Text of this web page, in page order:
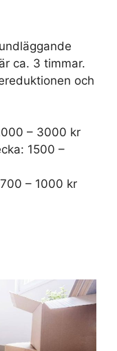
ca. 3 timmar.
och
– 3000 kr
1500 –
– 1000 kr